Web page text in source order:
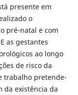
presente em
o
pré-natal e com
as gestantes
ao longo
de risco da
trabalho pretende-
da existência da